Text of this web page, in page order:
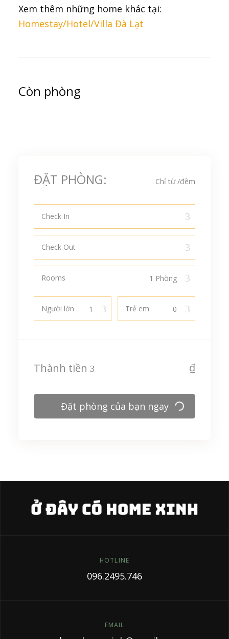
Xem thêm những home khác tại:
Homestay/Hotel/Villa Đà Lạt
Còn phòng
ĐẶT PHÒNG: Chỉ từ/đêm
Check In
Check Out
Rooms
Người lớn Trẻ em
Thành tiền ₫
Đặt phòng của bạn ngay
HOTLINE
096.2495.746
EMAIL